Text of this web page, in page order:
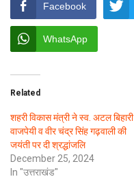
Facebook
WhatsApp
Related
शहरी विकास मंत्री ने स्व. अटल बिहारी
वाजपेयी व वीर चंद्र सिंह गढ़वाली की
जयंती पर दी श्रद्धांजलि
December 25, 2024
In "उत्तराखंड"